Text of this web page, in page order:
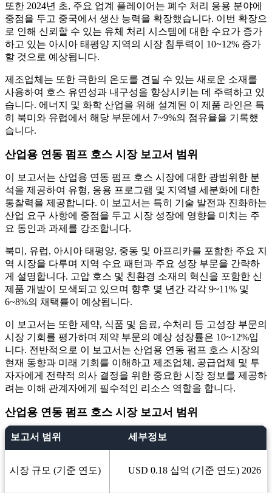
또한 2024년 초, 주요 업계 플레이어는 폐수 처리 응용 분야에
중점을 두고 중국에서 생산 능력을 확장했습니다. 이번 확장으
로 인해 신뢰할 수 있는 유체 처리 시스템에 대한 수요가 증가
하고 있는 아시아 태평양 지역의 시장 침투력이 10~12% 증가
할 것으로 예상됩니다.
제조업체는 또한 극한의 온도를 견딜 수 있는 새로운 소재를
사용하여 호스 유연성과 내구성을 향상시키는 데 주력하고 있
습니다. 에너지 및 화학 산업을 위해 설계된 이 제품 라인은 특
히 북미와 유럽에서 해당 부문에서 7~9%의 점유율을 기록했
습니다.
산업용 연동 펌프 호스 시장 보고서 범위
이 보고서는 산업용 연동 펌프 호스 시장에 대한 광범위한 분
석을 제공하여 유형, 응용 프로그램 및 지역별 세분화에 대한
통찰력을 제공합니다. 이 보고서는 특히 기술 발전과 진화하는
산업 요구 사항에 중점을 두고 시장 성장에 영향을 미치는 주
요 동인과 과제를 강조합니다.
북미, 유럽, 아시아 태평양, 중동 및 아프리카를 포함한 주요 지
역 시장을 다루며 지역 수요 패턴과 주요 성장 부문을 간략하
게 설명합니다. 고압 호스 및 친환경 소재의 혁신을 포함한 신
제품 개발이 모색되고 있으며 향후 몇 년간 각각 9~11% 및
6~8%의 채택률이 예상됩니다.
이 보고서는 또한 제약, 식품 및 음료, 수처리 등 고성장 부문의
시장 기회를 평가하며 제약 부문의 예상 성장률은 10~12%입
니다. 전반적으로 이 보고서는 산업용 연동 펌프 호스 시장의
현재 동향과 미래 기회를 이해하고 제조업체, 공급업체 및 투
자자에게 전략적 의사 결정을 위한 중요한 시장 정보를 제공하
려는 이해 관계자에게 필수적인 리소스 역할을 합니다.
산업용 연동 펌프 호스 시장 보고서 범위
보고서 범위 세부정보
시장 규모 (기준 연도) USD 0.18 십억 (기준 연도) 2026